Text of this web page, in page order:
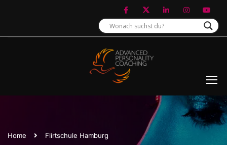
Home Flirtschule Hamburg